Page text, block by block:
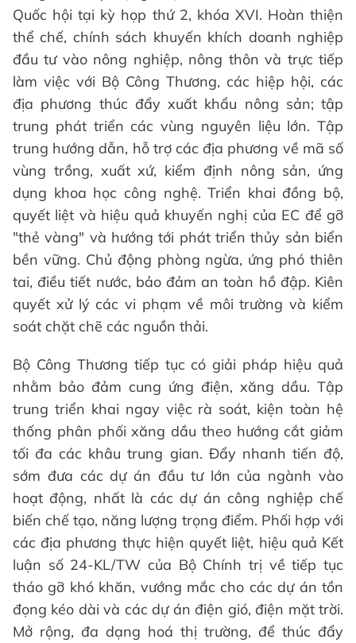
Quốc hội tại kỳ họp thứ 2, khóa XVI. Hoàn thiện
thể chế, chính sách khuyến khích doanh nghiệp
đầu tư vào nông nghiệp, nông thôn và trực tiếp
làm việc với Bộ Công Thương, các hiệp hội, các
địa phương thúc đẩy xuất khẩu nông sản; tập
trung phát triển các vùng nguyên liệu lớn. Tập
trung hướng dẫn, hỗ trợ các địa phương về mã số
vùng trồng, xuất xứ, kiểm định nông sản, ứng
dụng khoa học công nghệ. Triển khai đồng bộ,
quyết liệt và hiệu quả khuyến nghị của EC để gỡ
"thẻ vàng" và hướng tới phát triển thủy sản biển
bền vững. Chủ động phòng ngừa, ứng phó thiên
tai, điều tiết nước, bảo đảm an toàn hồ đập. Kiên
quyết xử lý các vi phạm về môi trường và kiểm
soát chặt chẽ các nguồn thải.
Bộ Công Thương tiếp tục có giải pháp hiệu quả
nhằm bảo đảm cung ứng điện, xăng dầu. Tập
trung triển khai ngay việc rà soát, kiện toàn hệ
thống phân phối xăng dầu theo hướng cắt giảm
tối đa các khâu trung gian. Đẩy nhanh tiến độ,
sớm đưa các dự án đầu tư lớn của ngành vào
hoạt động, nhất là các dự án công nghiệp chế
biến chế tạo, năng lượng trọng điểm. Phối hợp với
các địa phương thực hiện quyết liệt, hiệu quả Kết
luận số 24-KL/TW của Bộ Chính trị về tiếp tục
tháo gỡ khó khăn, vướng mắc cho các dự án tồn
đọng kéo dài và các dự án điện gió, điện mặt trời.
Mở rộng, đa dạng hoá thị trường, để thúc đẩy